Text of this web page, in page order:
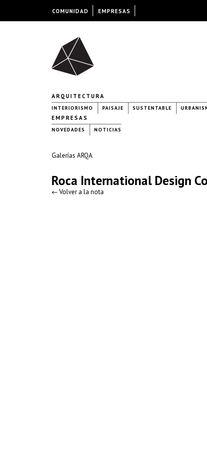
ARQUITECTURA
INTERIORISMO PAISAJE SUSTENTABLE
EMPRESAS
NOVEDADES NOTICIAS
Galerías ARQA
Roca International Design
← Volver a la nota
COMUNIDAD EMPRESAS